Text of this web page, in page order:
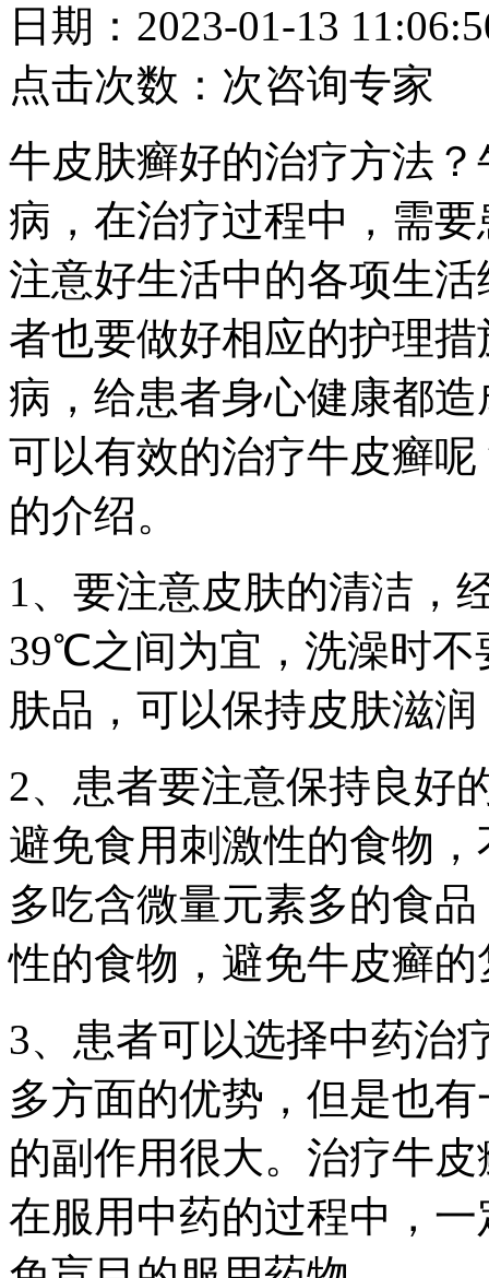
日期：2023-01-13
点击次数： 次咨询专家
牛皮肤癣好的治疗方法
病，在治疗过程中，需
注意好生活中的各项生
者也要做好相应的护理
病，给患者身心健康都
可以有效的治疗牛皮癣
的介绍。
1、要注意皮肤的清洁，
39℃之间为宜，洗澡时不
肤品，可以保持皮肤滋
2、患者要注意保持良好
避免食用刺激性的食物
多吃含微量元素多的食
性的食物，避免牛皮癣的
3、患者可以选择中药治
多方面的优势，但是也
的副作用很大。治疗牛
在服用中药的过程中，